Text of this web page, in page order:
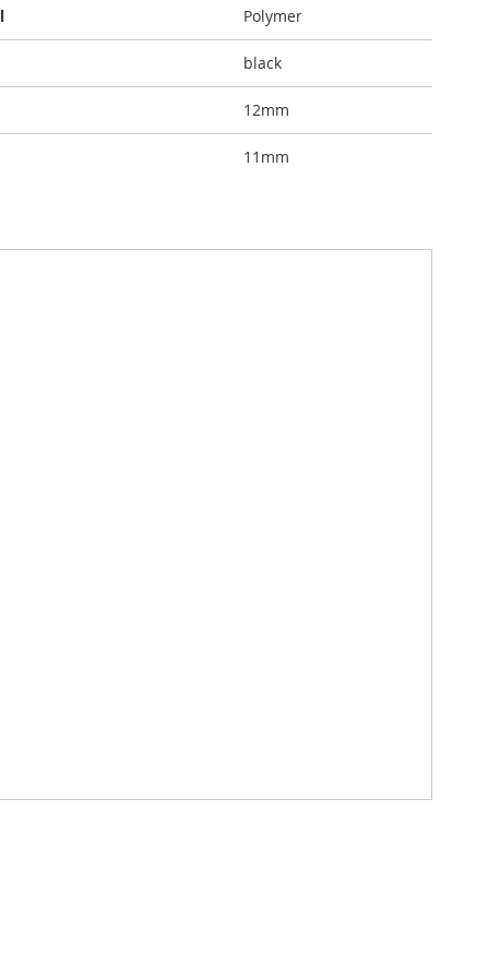
Polymer
black
12mm
11mm
en betrouwbaarheid een topprioriteit zijn